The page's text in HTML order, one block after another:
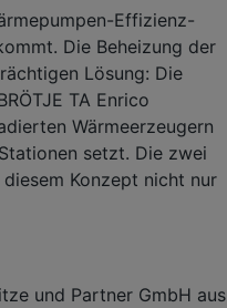
Effizienz-
Die Beheizung der
Lösung: Die
TA Enrico
Wärmeerzeugern
setzt. Die zwei
Konzept nicht nur
und Partner GmbH aus